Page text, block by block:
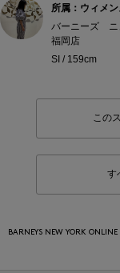
所属：ウィメン
バーニーズ ニ
福岡店
SI / 159cm
この
す
BARNEYS NEW YORK ONLINE